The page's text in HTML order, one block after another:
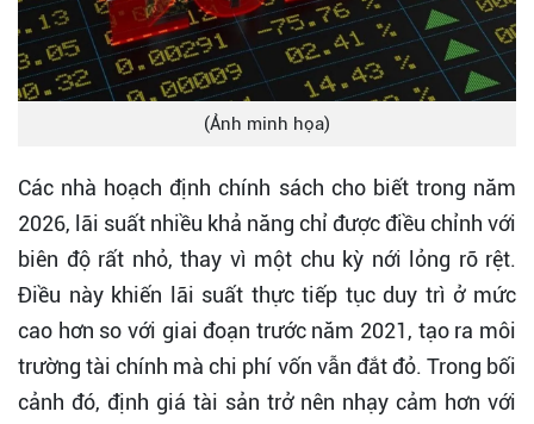
(Ảnh minh họa)
Các nhà hoạch định chính sách cho biết trong năm
2026, lãi suất nhiều khả năng chỉ được điều chỉnh với
biên độ rất nhỏ, thay vì một chu kỳ nới lỏng rõ rệt.
Điều này khiến lãi suất thực tiếp tục duy trì ở mức
cao hơn so với giai đoạn trước năm 2021, tạo ra môi
trường tài chính mà chi phí vốn vẫn đắt đỏ. Trong bối
cảnh đó, định giá tài sản trở nên nhạy cảm hơn với